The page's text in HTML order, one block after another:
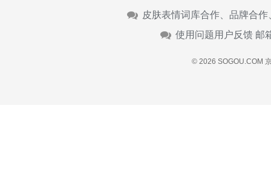
皮肤表情词库合作、品牌合
使用问题用户反馈 邮
© 2026 SOGOU.COM